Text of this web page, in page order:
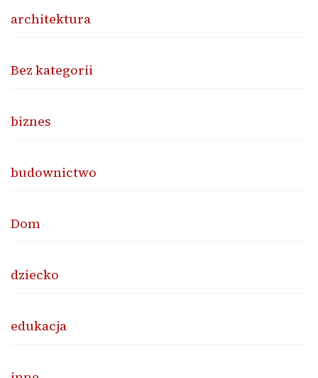
architektura
Bez kategorii
biznes
budownictwo
Dom
dziecko
edukacja